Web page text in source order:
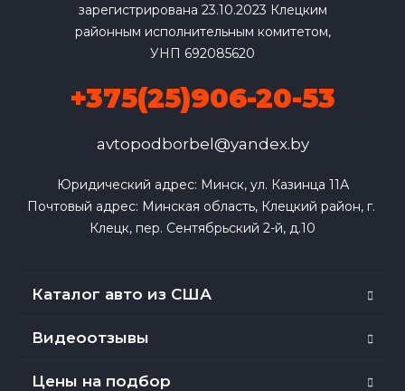
зарегистрирована 23.10.2023 Клецким
районным исполнительным комитетом,
УНП 692085620
+375(25)906-20-53
avtopodborbel@yandex.by
Юридический адрес: Минск, ул. Казинца 11А
Почтовый адрес: Минская область, Клецкий район, г.
Клецк, пер. Сентябрьский 2-й, д.10
Каталог авто из США
Видеоотзывы
Цены на подбор